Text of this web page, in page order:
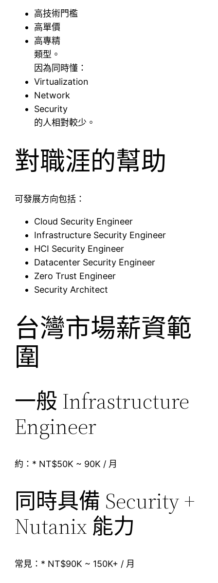
高技術門檻
高單價
高專精
類型。
因為同時懂：
Virtualization
Network
Security
的人相對較少。
對職涯的幫助
可發展方向包括：
Cloud Security Engineer
Infrastructure Security Engineer
HCI Security Engineer
Datacenter Security Engineer
Zero Trust Engineer
Security Architect
台灣市場薪資範
圍
一般 Infrastructure
Engineer
約：* NT$50K ~ 90K / 月
同時具備 Security +
Nutanix 能力
常見：* NT$90K ~ 150K+ / 月